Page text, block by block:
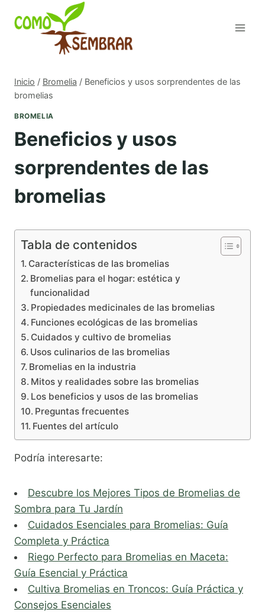
Inicio / Bromelia / Beneficios y usos sorprendentes de las
bromelias
BROMELIA
Beneficios y usos
sorprendentes de las
bromelias
Tabla de contenidos
Características de las bromelias
Bromelias para el hogar: estética y
funcionalidad
Propiedades medicinales de las bromelias
Funciones ecológicas de las bromelias
Cuidados y cultivo de bromelias
Usos culinarios de las bromelias
Bromelias en la industria
Mitos y realidades sobre las bromelias
Los beneficios y usos de las bromelias
Preguntas frecuentes
Fuentes del artículo
Podría interesarte:
Descubre los Mejores Tipos de Bromelias de
Sombra para Tu Jardín
Cuidados Esenciales para Bromelias: Guía
Completa y Práctica
Riego Perfecto para Bromelias en Maceta:
Guía Esencial y Práctica
Cultiva Bromelias en Troncos: Guía Práctica y
Consejos Esenciales